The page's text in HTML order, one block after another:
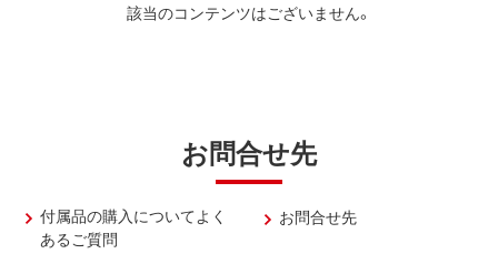
該当のコンテンツはございません。
お問合せ先
付属品の購入についてよく
あるご質問
お問合せ先